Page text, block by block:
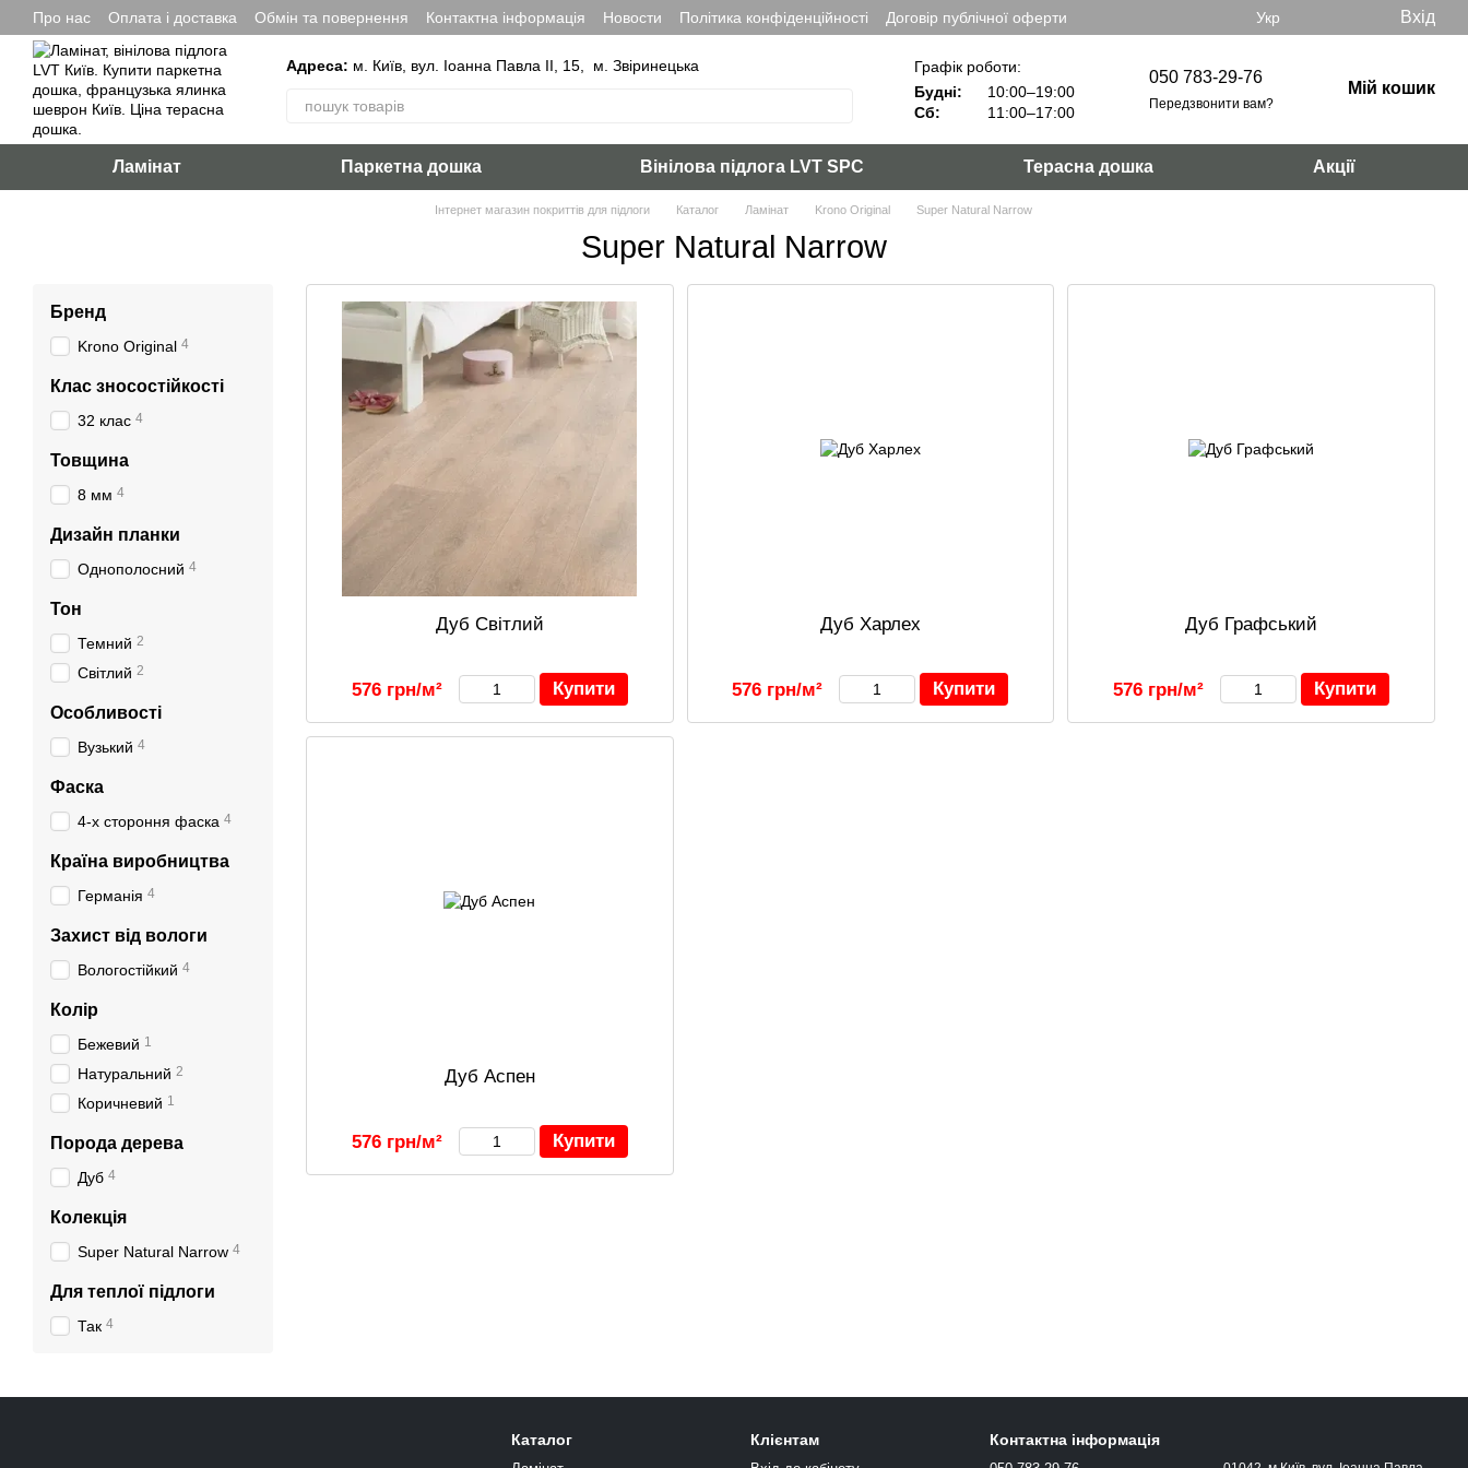
Перейти до основного контенту
Про нас Оплата і доставка Обмін та повернення Контактна інформація Новости Політика конфіденційності Договір публічної оферти Укр Вхід
Адреса: м. Київ, вул. Іоанна Павла ІІ, 15, м. Звіринецька
Графік роботи:
Будні:
10:00–19:00
Сб:
11:00–17:00
050 783-29-76
Передзвонити вам?
Мій кошик
Ламінат Паркетна дошка Вінілова підлога LVT SPC Терасна дошка Акції
Інтернет магазин покриттів для підлоги Каталог Ламінат Krono Original Super Natural Narrow
Super Natural Narrow
Дуб Світлий
576 грн/м² Купити
Дуб Харлех
576 грн/м² Купити
Дуб Графський
576 грн/м² Купити
Дуб Аспен
576 грн/м² Купити
Бренд
Krono Original 4
Клас зносостійкості
32 клас 4
Товщина
8 мм 4
Дизайн планки
Однополосний 4
Тон
Темний 2
Світлий 2
Особливості
Вузький 4
Фаска
4-х стороння фаска 4
Країна виробництва
Германія 4
Захист від вологи
Вологостійкий 4
Колір
Бежевий 1
Натуральний 2
Коричневий 1
Порода дерева
Дуб 4
Колекція
Super Natural Narrow 4
Для теплої підлоги
Так 4
Каталог Клієнтам Контактна інформація